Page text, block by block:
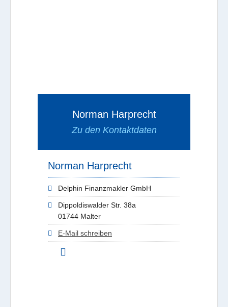
Norman Harprecht
Zu den Kontaktdaten
Norman Harprecht
Delphin Finanzmakler GmbH
Dippoldiswalder Str. 38a
01744 Malter
E-Mail schreiben